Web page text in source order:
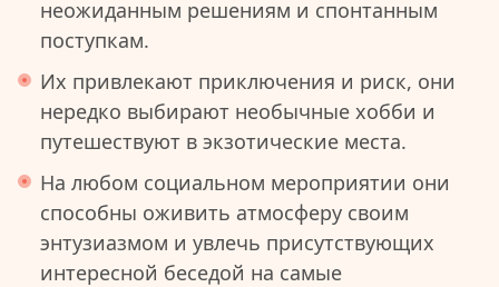
неожиданным решениям и спонтанным
поступкам.
Их привлекают приключения и риск, они
нередко выбирают необычные хобби и
путешествуют в экзотические места.
На любом социальном мероприятии они
способны оживить атмосферу своим
энтузиазмом и увлечь присутствующих
интересной беседой на самые